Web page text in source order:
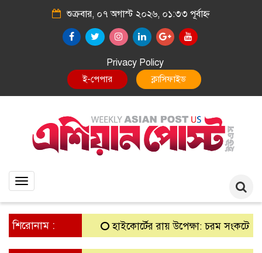
শুক্রবার, ০৭ অগাস্ট ২০২৬, ০১:৩৩ পূর্বাহ্ন
Privacy Policy
E-Paper Classified
Toggle
শিরোনাম : হাইকোর্টের রায় উপেক্ষা: চরম সংকটে গ্রামীণ